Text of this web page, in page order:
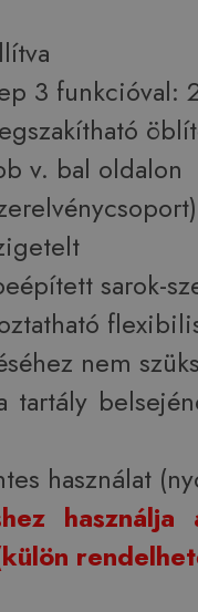
3 funkcióval:
v. bal oldalon
sarok-
nem
használat